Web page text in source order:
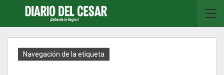
Navegación de la etiqueta